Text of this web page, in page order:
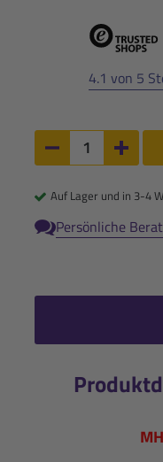
4.1 von 5
Anzahl:
Anzahl um 1
Auf Lager und in 3-4
Persönliche